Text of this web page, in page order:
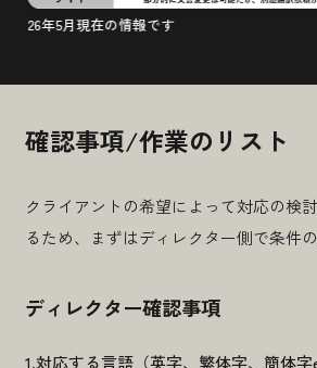
成果に繋がるブランディングのために。「
26年5月現在の情報です
確認事項/作業のリスト
クライアントの希望によって対応の検
るため、
まずはディレクター側で条件
ディレクター確認事項
1.対応する言語（英字、繁体字、簡体字